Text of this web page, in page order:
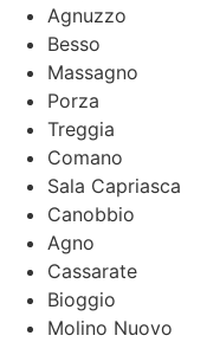
Agnuzzo
Besso
Massagno
Porza
Treggia
Comano
Sala Capriasca
Canobbio
Agno
Cassarate
Bioggio
Molino Nuovo